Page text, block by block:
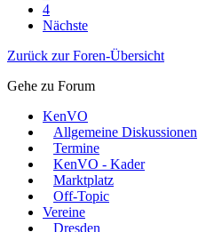
4
Nächste
Zurück zur Foren-Übersicht
Gehe zu Forum
KenVO
Allgemeine Diskussionen
Termine
KenVO - Kader
Marktplatz
Off-Topic
Vereine
Dresden